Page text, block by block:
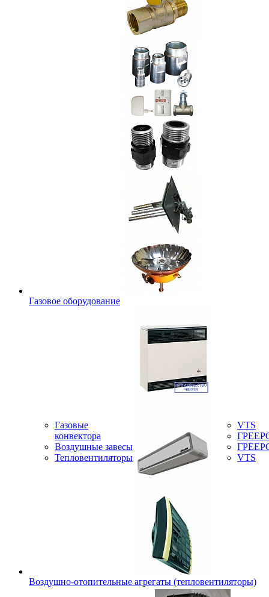
Газовое оборудование
Газовые
конвектора
Воздушные завесы
Тепловентиляторы
VTS
VTS
Воздушно-отопительные агрегаты (тепловентиляторы)